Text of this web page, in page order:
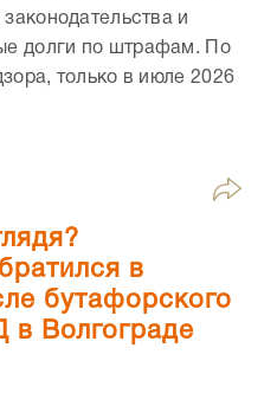
и
долги по штрафам. По
только в июле 2026
в
бутафорского
в Волгограде